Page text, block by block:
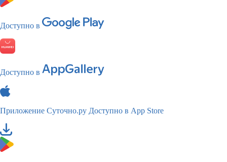
Доступно в
Доступно в
Приложение Суточно.ру Доступно в App Store